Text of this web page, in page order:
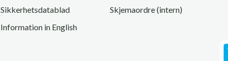
Sikkerhetsdatablad
Information in English
Skjemaordre (intern)